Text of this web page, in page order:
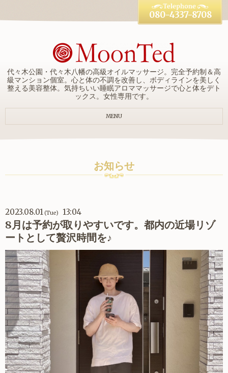
代々木公園・代々木八幡の高級オイルマッサージ。完全予約制＆高
級マンション個室。心と体の不調を改善し、ボディラインを美しく
整える美容整体。気持ちいい睡眠アロママッサージで心と体をデト
ックス。女性専用です。
080-4337-8708
MENU
お知らせ
2023.08.01(Tue) 13:04
8月は予約が取りやすいです。都内の近場リゾ
ートとして贅沢時間を♪